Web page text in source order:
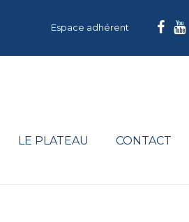
Espace adhérent
LE PLATEAU CONTACT